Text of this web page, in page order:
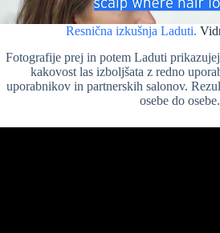
Resnična izkušnja Laduti.
Fotografije prej in potem Laduti
kakovost las izboljšata z redno
uporabnikov in partnerskih salonov.
osebe do osebe.